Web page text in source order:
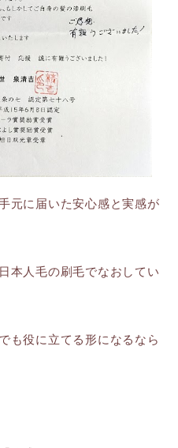
元に届いた安心感と実感が
本人毛の刷毛でなおしてい
も役に立てる形になるなら